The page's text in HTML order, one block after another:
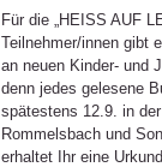
Für die „HEISS AUF
Teilnehmer/innen gibt
an neuen Kinder- und
denn jedes gelesene
spätestens 12.9. in
Rommelsbach und
erhaltet Ihr eine